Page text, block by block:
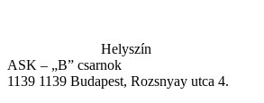
Helyszín
ASK – „B” csarnok
1139 1139 Budapest, Rozsnyay utca 4.